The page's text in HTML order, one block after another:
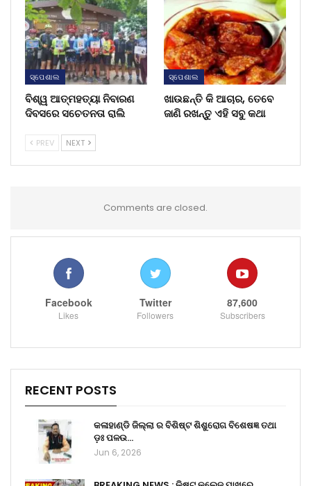
ସ୍ପେଶାଲ
ବିଶ୍ୱ ଆତ୍ମହତ୍ୟା ନିବାରଣ
ଦିବସରେ ସଚେତନତା ରାଲି
ସ୍ପେଶାଲ
ଖାଉଛନ୍ତି କି ଆଚାର, ତେବେ
ଜାଣି ରଖନ୍ତୁ ଏହି ସବୁ କଥା
PREV NEXT
Comments are closed.
Facebook
Likes
Twitter
Followers
87,600
Subscribers
RECENT POSTS
କଳାହାଣ୍ଡି ଜିଲ୍ଲା ର ବିଶିଷ୍ଟ ଶିଶୁରୋଗ ବିଶେଷଜ୍ଞ ତଥା
ଡ଼ଃ ପଳଉ…
Jun 6, 2026